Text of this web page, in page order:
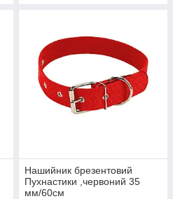
Нашийник брезентовий
Пухнастики ,червоний 35
мм/60см